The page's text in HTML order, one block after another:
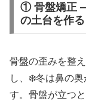
① 骨盤矯正
の土台を作る
骨盤の歪みを整
し、❄️冬は鼻の
す。骨盤が立つ